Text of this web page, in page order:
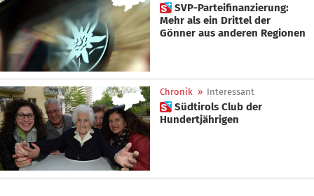
 SVP-Parteifinanzierung:
Mehr als ein Drittel der
Gönner aus anderen Regionen
Chronik » Interessant
 Südtirols Club der
Hundertjährigen